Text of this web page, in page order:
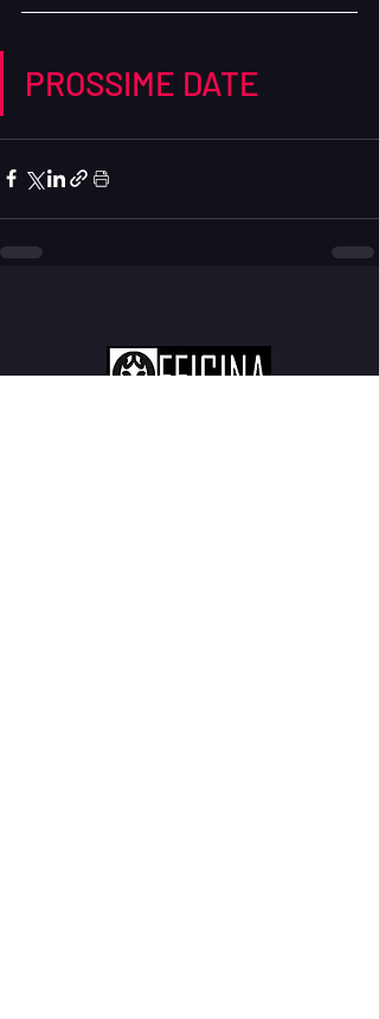
PROSSIME DATE